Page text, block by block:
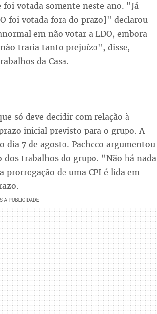
foi votada somente neste ano. "Já
foi votada fora do prazo]" declarou
em não votar a LDO, embora
não traria tanto prejuízo", disse,
da Casa.
só deve decidir com relação à
inicial previsto para o grupo. A
dia 7 de agosto. Pacheco argumentou
dos trabalhos do grupo. "Não há nada
prorrogação de uma CPI é lida em